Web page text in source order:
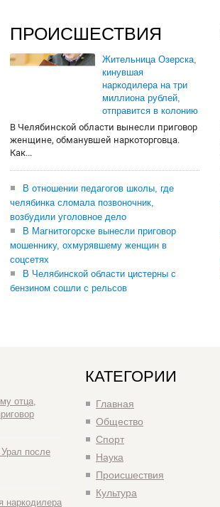
ПРОИСШЕСТВИЯ
Жительница Озерска,
кинувшая
наркодилера на три
миллиона рублей,
отправится в колонию
В Челябинской области вынесли приговор
женщине, обманувшей наркоторговца.
Как...
В отношении педагогов школы, где
челябинка сломала позвоночник,
возбудили уголовное дело
В Магнитогорске вынесли приговор
мошеннику, охмурявшему женщин в
соцсетях
В Челябинской области цистерны с
бензином сошли с рельсов
отца,
после
наркодилера
КАТЕГОРИИ
Главная
Общество
Спорт
Наука
Происшествия
Культура